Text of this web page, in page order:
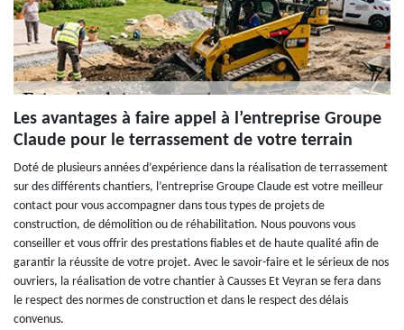
Les avantages à faire appel à l’entreprise Groupe
Claude pour le terrassement de votre terrain
Doté de plusieurs années d’expérience dans la réalisation de terrassement
sur des différents chantiers, l’entreprise Groupe Claude est votre meilleur
contact pour vous accompagner dans tous types de projets de
construction, de démolition ou de réhabilitation. Nous pouvons vous
conseiller et vous offrir des prestations fiables et de haute qualité afin de
garantir la réussite de votre projet. Avec le savoir-faire et le sérieux de nos
ouvriers, la réalisation de votre chantier à Causses Et Veyran se fera dans
le respect des normes de construction et dans le respect des délais
convenus.